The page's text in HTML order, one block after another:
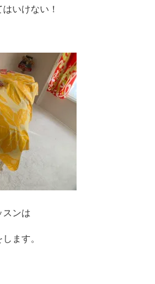
いけない！
スンは
ます。